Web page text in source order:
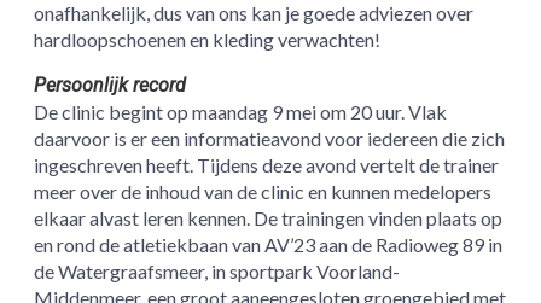
onafhankelijk, dus van ons kan je goede adviezen over
hardloopschoenen en kleding verwachten!
Persoonlijk record
De clinic begint op maandag 9 mei om 20 uur. Vlak
daarvoor is er een informatieavond voor iedereen die zich
ingeschreven heeft. Tijdens deze avond vertelt de trainer
meer over de inhoud van de clinic en kunnen medelopers
elkaar alvast leren kennen. De trainingen vinden plaats op
en rond de atletiekbaan van AV’23 aan de Radioweg 89 in
de Watergraafsmeer, in sportpark Voorland-
Middenmeer, een groot aaneengesloten groengebied met